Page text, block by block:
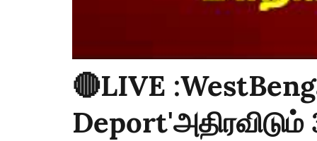
🔴LIVE